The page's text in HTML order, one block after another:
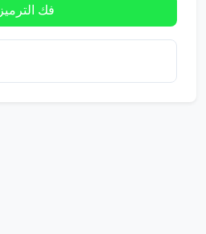
فك الترميز